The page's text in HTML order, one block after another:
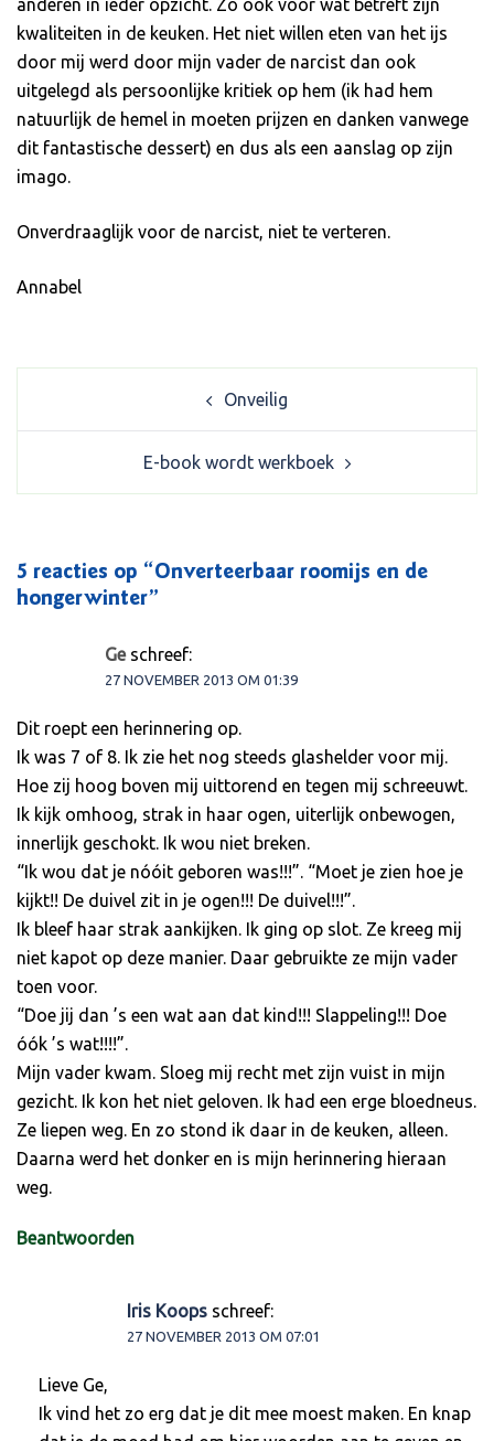
anderen in ieder opzicht. Zo ook voor wat betreft zijn
kwaliteiten in de keuken. Het niet willen eten van het ijs
door mij werd door mijn vader de narcist dan ook
uitgelegd als persoonlijke kritiek op hem (ik had hem
natuurlijk de hemel in moeten prijzen en danken vanwege
dit fantastische dessert) en dus als een aanslag op zijn
imago.
Onverdraaglijk voor de narcist, niet te verteren.
Annabel
Onveilig
E-book wordt werkboek
5 reacties op “Onverteerbaar roomijs en de
hongerwinter”
Ge schreef:
27 NOVEMBER 2013 OM 01:39
Dit roept een herinnering op.
Ik was 7 of 8. Ik zie het nog steeds glashelder voor mij.
Hoe zij hoog boven mij uittorend en tegen mij schreeuwt.
Ik kijk omhoog, strak in haar ogen, uiterlijk onbewogen,
innerlijk geschokt. Ik wou niet breken.
“Ik wou dat je nóóit geboren was!!!”. “Moet je zien hoe je
kijkt!! De duivel zit in je ogen!!! De duivel!!!”.
Ik bleef haar strak aankijken. Ik ging op slot. Ze kreeg mij
niet kapot op deze manier. Daar gebruikte ze mijn vader
toen voor.
“Doe jij dan ’s een wat aan dat kind!!! Slappeling!!! Doe
óók ’s wat!!!!”.
Mijn vader kwam. Sloeg mij recht met zijn vuist in mijn
gezicht. Ik kon het niet geloven. Ik had een erge bloedneus.
Ze liepen weg. En zo stond ik daar in de keuken, alleen.
Daarna werd het donker en is mijn herinnering hieraan
weg.
Beantwoorden
Iris Koops schreef:
27 NOVEMBER 2013 OM 07:01
Lieve Ge,
Ik vind het zo erg dat je dit mee moest maken. En knap